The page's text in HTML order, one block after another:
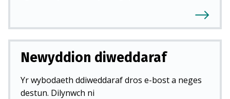
Newyddion diweddaraf
Yr wybodaeth ddiweddaraf dros e-bost a neges
destun. Dilynwch ni